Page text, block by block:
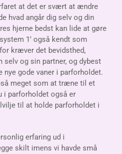
at det er svært at ændre
hvad angår dig selv og din
hjerne bedst kan lide at gøre
1’ også kendt som
kræver det bevidsthed,
selv og sin partner, og dybest
nye gode vaner i parforholdet.
meget som at træne til et
i parforholdet også er
til at holde parforholdet i
erfaring ud i
skilt imens vi havde små